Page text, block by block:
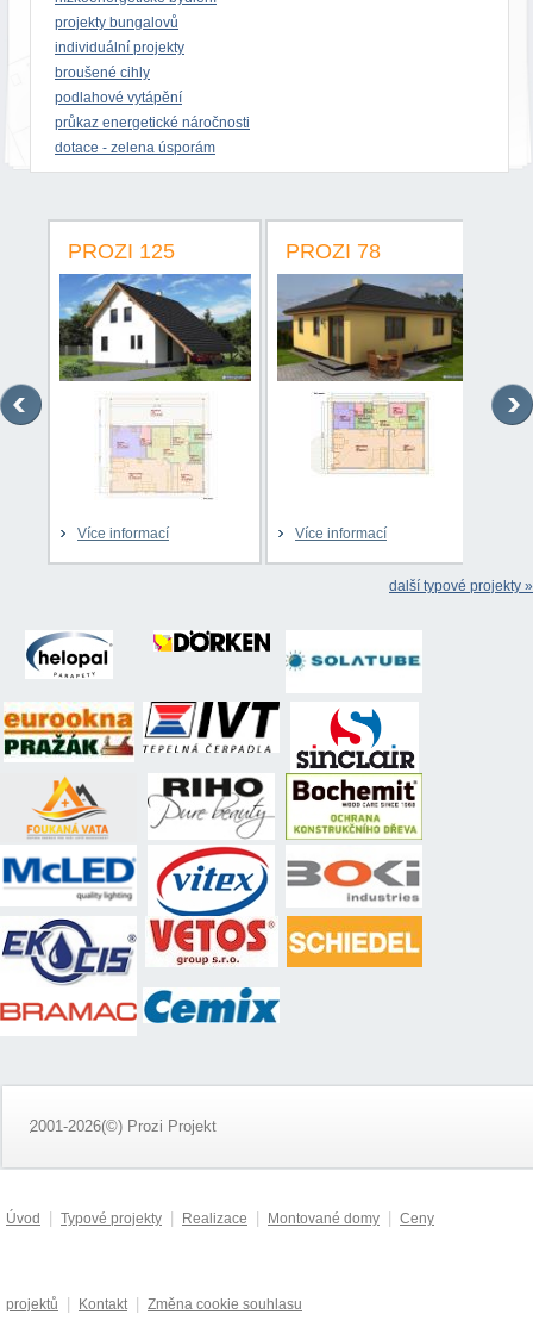
projekty bungalovů
individuální projekty
broušené cihly
podlahové vytápění
průkaz energetické náročnosti
dotace - zelena úsporám
PROZI 125
Více informací
PROZI 78
Více informací
další typové projekty »
2001-2026(©) Prozi Projekt
Úvod Typové projekty Realizace Montované domy Ceny
projektů Kontakt Změna cookie souhlasu